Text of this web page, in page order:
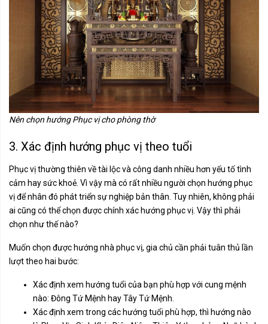
Nên chọn hướng Phục vị cho phòng thờ
3. Xác định hướng phục vị theo tuổi
Phục vị thường thiên về tài lộc và công danh nhiều hơn yếu tố tình
cảm hay sức khoẻ. Vì vậy mà có rất nhiều người chọn hướng phục
vị để nhân đó phát triển sự nghiệp bản thân. Tuy nhiên, không phải
ai cũng có thể chọn được chính xác hướng phục vị. Vậy thì phải
chọn như thế nào?
Muốn chọn được hướng nhà phục vị, gia chủ cần phải tuân thủ lần
lượt theo hai bước:
Xác định xem hướng tuổi của bạn phù hợp với cung mệnh
nào: Đông Tứ Mệnh hay Tây Tứ Mệnh.
Xác định xem trong các hướng tuổi phù hợp, thì hướng nào